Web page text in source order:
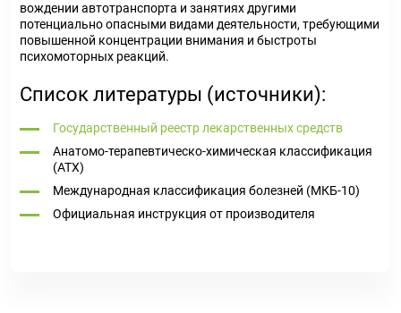
вождении автотранспорта и занятиях другими
потенциально опасными видами деятельности, требующими
повышенной концентрации внимания и быстроты
психомоторных реакций.
Список литературы (источники):
Государственный реестр лекарственных средств
Анатомо-терапевтическо-химическая классификация
(ATX)
Международная классификация болезней (МКБ-10)
Официальная инструкция от производителя